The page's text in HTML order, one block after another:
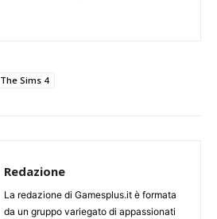
The Sims 4
Redazione
La redazione di Gamesplus.it è formata
da un gruppo variegato di appassionati